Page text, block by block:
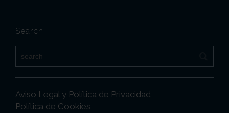
Search
Aviso Legal y Política de Privacidad
Política de Cookies